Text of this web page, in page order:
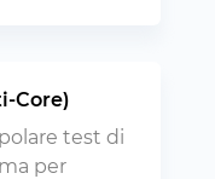
Core)
test di
per